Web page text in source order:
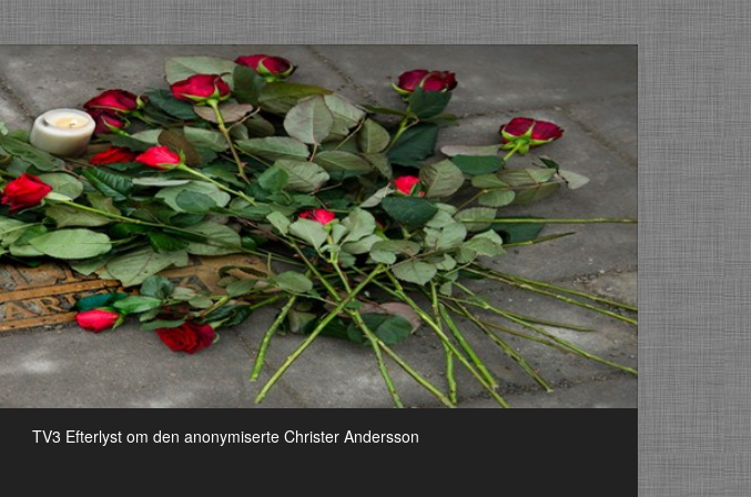
TV3 Efterlyst om den anonymiserte Christer Andersson